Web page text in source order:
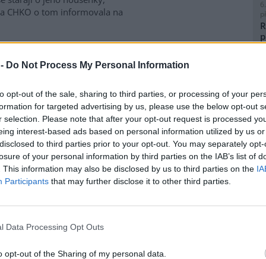
Do Not Process My Personal Information
opt-out of the sale, sharing to third parties, or processing of your
for targeted advertising by us, please use the below opt-out
selection. Please note that after your opt-out request is processed
interest-based ads based on personal information utilized by us
to third parties prior to your opt-out. You may separately
of your personal information by third parties on the IAB’s list of
This information may also be disclosed by us to third parties on the
Participants that may further disclose it to other third parties.
Data Processing Opt Outs
opt-out of the Sharing of my personal data.
CHKO o tom informovala na
a zeleně, zvýšil i
suchu zvýšil
počet pracovníků, kteří se
o zalévání stromů a zeleně.
nejvíc trpí břízy a smrky.
nutnosti zavlažovat letos i
před několika lety by
za den, teď je to zhruba
aktivity v oblasti